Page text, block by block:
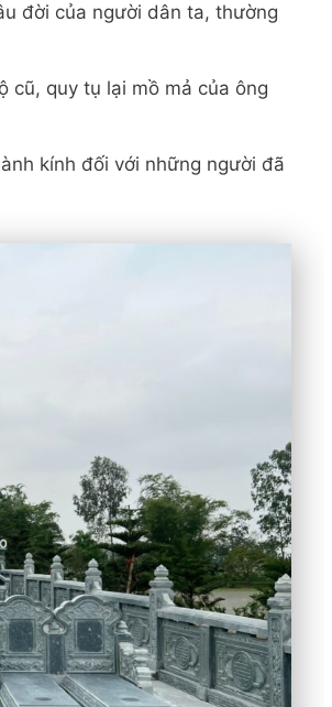
đời của người dân ta, thường
cũ, quy tụ lại mồ mả của ông
kính đối với những người đã